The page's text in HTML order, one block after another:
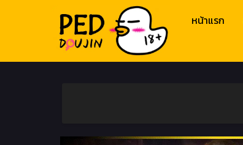
หน้าแรก